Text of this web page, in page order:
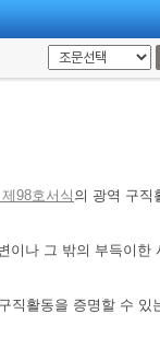
지의 규정에 따라 산
98호서식 의 광역 구직
나 그 밖의 부득이한
활동을 증명할 수 있